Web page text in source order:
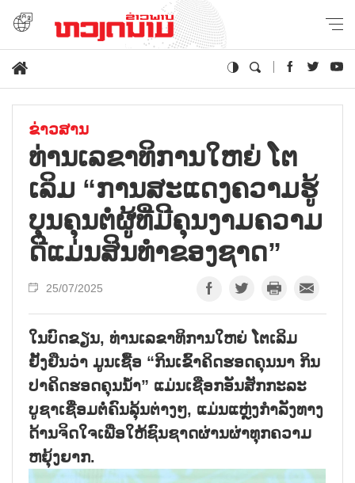
ຂ່າວສານ
ທ່ານ​ເລ​ຂາ​ທິ​ການ​ໃຫຍ່ ໂຕ​
ເລິມ “ການສະ​ແດງ​ຄວາມ​ຮູ້​
ບຸນ​ຄຸນ​ຕໍ່​ຜູ້ທີ່​ມີ​ຄຸນ​ງາມ​ຄວາມ​
ດີ​ແມ່ນ​ສິນ​ທຳ​ຂອງ​ຊາດ”
25/07/2025
ໃນບົດຂຽນ, ທ່ານເລຂາທິການໃຫຍ່ ໂຕເລິມ
ຢັ້ງຢືນວ່າ ມູນເຊື້ອ “ກິນເຂົ້າຄິດຮອດຄຸນນາ ກິນ
ປາຄິດຮອດຄຸນນ້ຳ” ແມ່ນເຊືອກອັນສັກກະລະ
ບູຊາເຊື່ອມຕໍ່ຄົນລຸ້ນຕ່າງໆ, ແມ່ນແຫຼ່ງກຳລັງທາງ
ດ້ານຈິດໃຈເພື່ອໃຫ້ຊົນຊາດຜ່ານຜ່າທຸກຄວາມ
ຫຍຸ້ງຍາກ.